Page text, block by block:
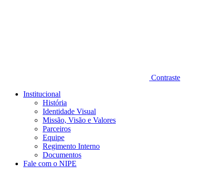
Contraste
Institucional
História
Identidade Visual
Missão, Visão e Valores
Parceiros
Equipe
Regimento Interno
Documentos
Fale com o NIPE